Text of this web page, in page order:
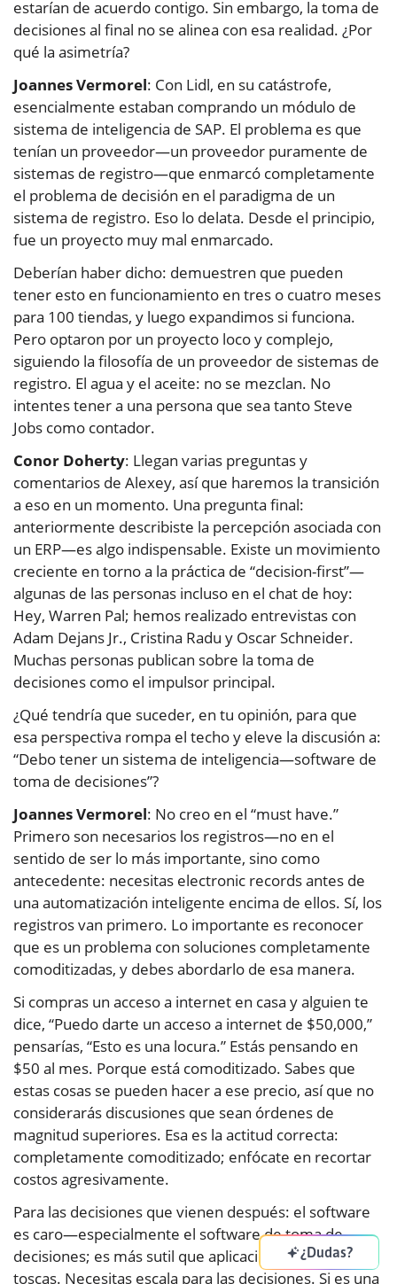
estarían de acuerdo contigo. Sin embargo, la toma de
decisiones al final no se alinea con esa realidad. ¿Por
qué la asimetría?
Joannes Vermorel: Con Lidl, en su catástrofe,
esencialmente estaban comprando un módulo de
sistema de inteligencia de SAP. El problema es que
tenían un proveedor—un proveedor puramente de
sistemas de registro—que enmarcó completamente
el problema de decisión en el paradigma de un
sistema de registro. Eso lo delata. Desde el principio,
fue un proyecto muy mal enmarcado.
Deberían haber dicho: demuestren que pueden
tener esto en funcionamiento en tres o cuatro meses
para 100 tiendas, y luego expandimos si funciona.
Pero optaron por un proyecto loco y complejo,
siguiendo la filosofía de un proveedor de sistemas de
registro. El agua y el aceite: no se mezclan. No
intentes tener a una persona que sea tanto Steve
Jobs como contador.
Conor Doherty: Llegan varias preguntas y
comentarios de Alexey, así que haremos la transición
a eso en un momento. Una pregunta final:
anteriormente describiste la percepción asociada con
un ERP—es algo indispensable. Existe un movimiento
creciente en torno a la práctica de “decision-first”—
algunas de las personas incluso en el chat de hoy:
Hey, Warren Pal; hemos realizado entrevistas con
Adam Dejans Jr., Cristina Radu y Oscar Schneider.
Muchas personas publican sobre la toma de
decisiones como el impulsor principal.
¿Qué tendría que suceder, en tu opinión, para que
esa perspectiva rompa el techo y eleve la discusión a:
“Debo tener un sistema de inteligencia—software de
toma de decisiones”?
Joannes Vermorel: No creo en el “must have.”
Primero son necesarios los registros—no en el
sentido de ser lo más importante, sino como
antecedente: necesitas electronic records antes de
una automatización inteligente encima de ellos. Sí, los
registros van primero. Lo importante es reconocer
que es un problema con soluciones completamente
comoditizadas, y debes abordarlo de esa manera.
Si compras un acceso a internet en casa y alguien te
dice, “Puedo darte un acceso a internet de $50,000,”
pensarías, “Esto es una locura.” Estás pensando en
$50 al mes. Porque está comoditizado. Sabes que
estas cosas se pueden hacer a ese precio, así que no
considerarás discusiones que sean órdenes de
magnitud superiores. Esa es la actitud correcta:
completamente comoditizado; enfócate en recortar
costos agresivamente.
Para las decisiones que vienen después: el software
es caro—especialmente el software de toma de
decisiones; es más sutil que aplicaciones tontas y
toscas. Necesitas escala para las decisiones. Si es una
¿Dudas?